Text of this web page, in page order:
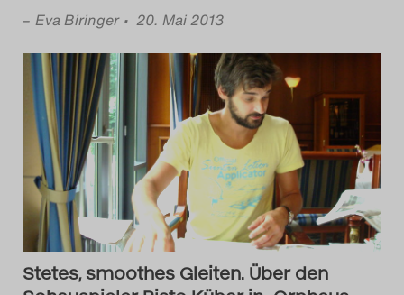
– Eva Biringer • 20. Mai 2013
Stetes, smoothes Gleiten. Über den